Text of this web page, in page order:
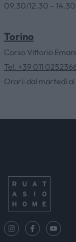
09.30/12.30 –
Torino
Corso Vittorio
Tel. +39 011
Orari: dal martedì